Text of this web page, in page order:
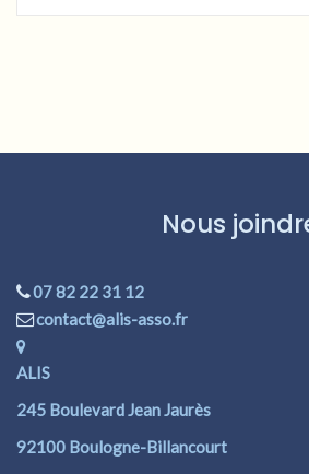
Nous
07 82 22 31 12
contact@alis-asso.fr
ALIS
245 Boulevard Jean Jaurès
92100 Boulogne-Billancourt